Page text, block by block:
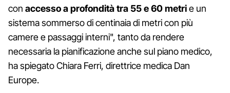
con accesso a profondità tra 55 e 60 metrie un
sistema sommerso di centinaia di metri con più
camere e passaggi interni", tanto da rendere
necessaria la pianificazione anche sul piano medico,
ha spiegato Chiara Ferri, direttrice medica Dan
Europe.